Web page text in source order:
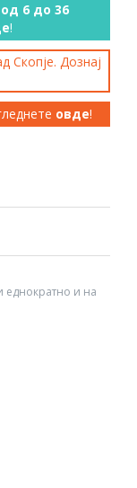
од 6 до 36
!
Скопје. Дознај
овде!
еднократно и на